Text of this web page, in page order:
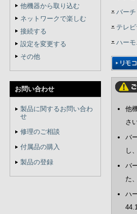
バー
テレ
ハー
他
さ
バ
し
バ
た
ハ
他機器から取り込む
ネットワークで楽しむ
接続する
設定を変更する
その他
お問い合わせ
製品に関するお問い合わ
せ
修理のご相談
付属品の購入
製品の登録